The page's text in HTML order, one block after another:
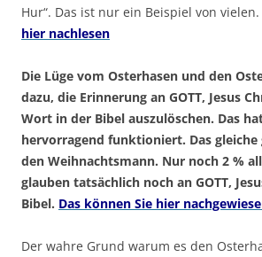
Hur“. Das ist nur ein Beispiel von vielen.
hier nachlesen
Die Lüge vom Osterhasen und den
dazu, die Erinnerung an GOTT, Jesus
Wort in der Bibel auszulöschen. Das
hervorragend funktioniert. Das
den Weihnachtsmann. Nur noch 2 %
glauben tatsächlich noch an GOTT,
Bibel. Das können Sie hier
Der wahre Grund warum es den